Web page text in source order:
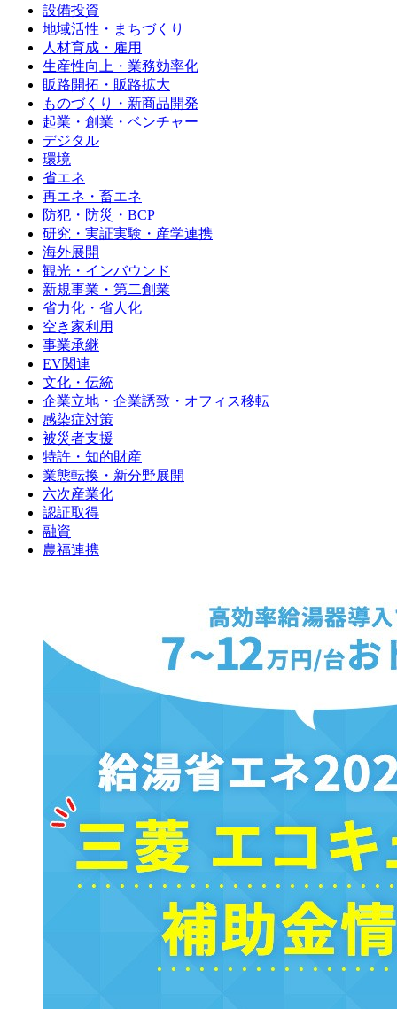
設備投資
地域活性・まちづくり
人材育成・雇用
生産性向上・業務効率化
販路開拓・販路拡大
ものづくり・新商品開発
起業・創業・ベンチャー
デジタル
環境
省エネ
再エネ・畜エネ
防犯・防災・BCP
研究・実証実験・産学連携
海外展開
観光・インバウンド
新規事業・第二創業
省力化・省人化
空き家利用
事業承継
EV関連
文化・伝統
企業立地・企業誘致・オフィス移転
感染症対策
被災者支援
特許・知的財産
業態転換・新分野展開
六次産業化
認証取得
融資
農福連携